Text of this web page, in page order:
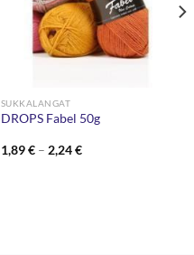
SUKKALANGAT
DROPS Fabel 50g
1,89€ – 2,24€Hintaluokka: